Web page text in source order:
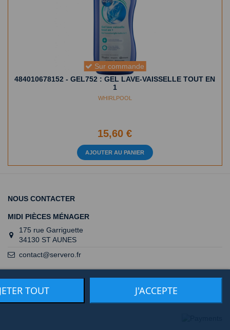
Sur commande
484010678152 - GEL752 : GEL LAVE-VAISSELLE TOUT EN
1
WHIRLPOOL
15,60 €
AJOUTER AU PANIER
NOUS CONTACTER
MIDI PIÈCES MÉNAGER
175 rue Garriguette
34130 ST AUNES
contact@servero.fr
TOUT J'ACCEPTE